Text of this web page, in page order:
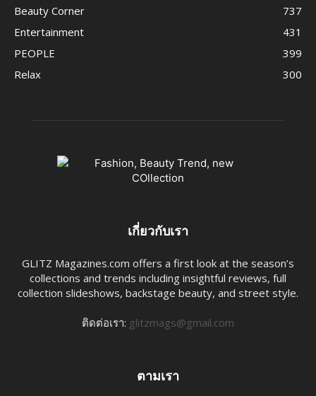
Beauty Corner
737
Entertainment
431
PEOPLE
399
Relax
300
เกี่ยวกับเรา
GLITZ Magazines.com offers a first look at the season’s
collections and trends including insightful reviews, full
collection slideshows, backstage beauty, and street style.
ติดต่อเรา: glitzmags@gmail.com
ตามเรา